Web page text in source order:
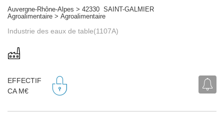
Auvergne-Rhône-Alpes > 42330 SAINT-GALMIER
Agroalimentaire > Agroalimentaire
Industrie des eaux de table(1107A)
EFFECTIF
CA M€